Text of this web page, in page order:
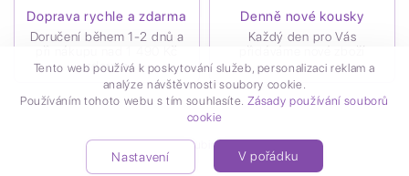
Doprava rychle a zdarma
Doručení během 1-2 dnů a
při nákupu nad 1 490 Kč
zdarma
Denně nové kousky
Každý den pro Vás
přidáváme nové zboží
Tento web používá k poskytování služeb, personalizaci reklam a
analýze návštěvnosti soubory cookie.
Používáním tohoto webu s tím souhlasíte. Zásady používání souborů
cookie
Nastavení V pořádku
VytvořilKubiro